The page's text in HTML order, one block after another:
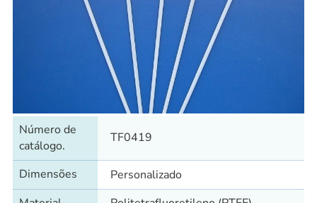
Número de
catálogo.
TF0419
Dimensões
Personalizado